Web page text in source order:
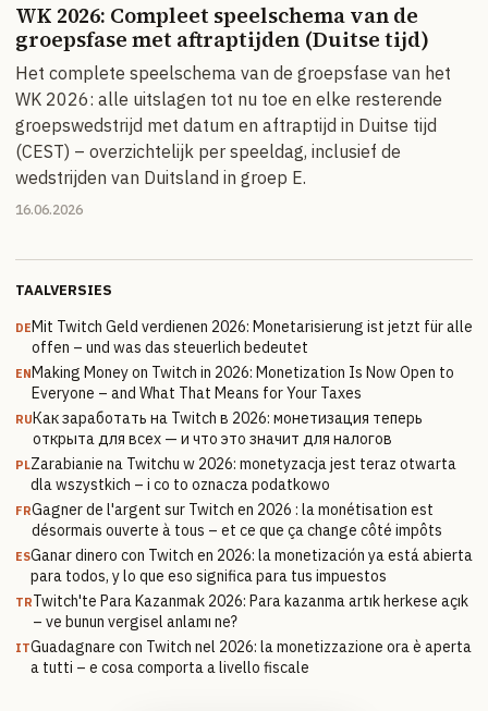
WK 2026: Compleet speelschema van de
groepsfase met aftraptijden (Duitse tijd)
Het complete speelschema van de groepsfase van het
WK 2026: alle uitslagen tot nu toe en elke resterende
groepswedstrijd met datum en aftraptijd in Duitse tijd
(CEST) – overzichtelijk per speeldag, inclusief de
wedstrijden van Duitsland in groep E.
16.06.2026
TAALVERSIES
DEMit Twitch Geld verdienen 2026: Monetarisierung ist jetzt für alle
offen – und was das steuerlich bedeutet
ENMaking Money on Twitch in 2026: Monetization Is Now Open to
Everyone – and What That Means for Your Taxes
RUКак заработать на Twitch в 2026: монетизация теперь
открыта для всех — и что это значит для налогов
PLZarabianie na Twitchu w 2026: monetyzacja jest teraz otwarta
dla wszystkich – i co to oznacza podatkowo
FRGagner de l'argent sur Twitch en 2026 : la monétisation est
désormais ouverte à tous – et ce que ça change côté impôts
ESGanar dinero con Twitch en 2026: la monetización ya está abierta
para todos, y lo que eso significa para tus impuestos
TRTwitch'te Para Kazanmak 2026: Para kazanma artık herkese açık
– ve bunun vergisel anlamı ne?
ITGuadagnare con Twitch nel 2026: la monetizzazione ora è aperta
a tutti – e cosa comporta a livello fiscale